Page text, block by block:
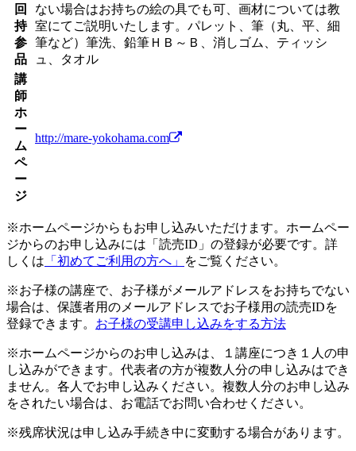
回
持
参
品
ない場合はお持ちの絵の具でも可、画材については教
室にてご説明いたします。パレット、筆（丸、平、細
筆など）筆洗、鉛筆ＨＢ～Ｂ、消しゴム、ティッシ
ュ、タオル
講
師
ホ
ー
ム
ペ
ー
ジ
http://mare-yokohama.com
※ホームページからもお申し込みいただけます。ホームペー
ジからのお申し込みには「読売ID」の登録が必要です。詳
しくは 「初めてご利用の方へ」 をご覧ください。
※お子様の講座で、お子様がメールアドレスをお持ちでない
場合は、保護者用のメールアドレスでお子様用の読売IDを
登録できます。 お子様の受講申し込みをする方法
※ホームページからのお申し込みは、１講座につき１人の申
し込みができます。代表者の方が複数人分の申し込みはでき
ません。各人でお申し込みください。複数人分のお申し込み
をされたい場合は、お電話でお問い合わせください。
※残席状況は申し込み手続き中に変動する場合があります。